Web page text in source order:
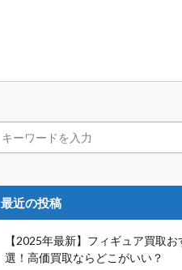
最近の投稿
【2025年最新】フィギュア買取
選！高価買取ならどこがいい？